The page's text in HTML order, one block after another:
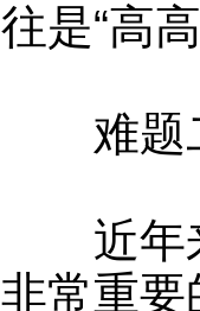
往是“高
难题二
近年来
非常重要